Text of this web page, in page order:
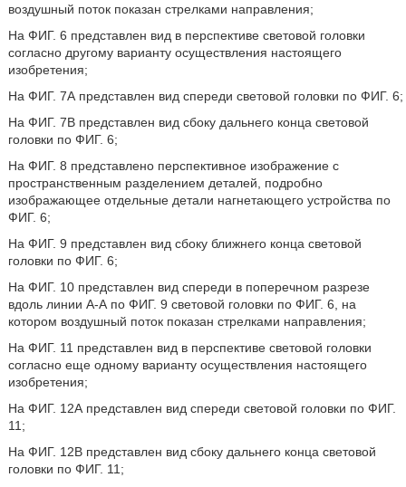
воздушный поток показан стрелками направления;
На ФИГ. 6 представлен вид в перспективе световой головки
согласно другому варианту осуществления настоящего
изобретения;
На ФИГ. 7А представлен вид спереди световой головки по ФИГ. 6;
На ФИГ. 7В представлен вид сбоку дальнего конца световой
головки по ФИГ. 6;
На ФИГ. 8 представлено перспективное изображение с
пространственным разделением деталей, подробно
изображающее отдельные детали нагнетающего устройства по
ФИГ. 6;
На ФИГ. 9 представлен вид сбоку ближнего конца световой
головки по ФИГ. 6;
На ФИГ. 10 представлен вид спереди в поперечном разрезе
вдоль линии А-А по ФИГ. 9 световой головки по ФИГ. 6, на
котором воздушный поток показан стрелками направления;
На ФИГ. 11 представлен вид в перспективе световой головки
согласно еще одному варианту осуществления настоящего
изобретения;
На ФИГ. 12А представлен вид спереди световой головки по ФИГ.
11;
На ФИГ. 12В представлен вид сбоку дальнего конца световой
головки по ФИГ. 11;